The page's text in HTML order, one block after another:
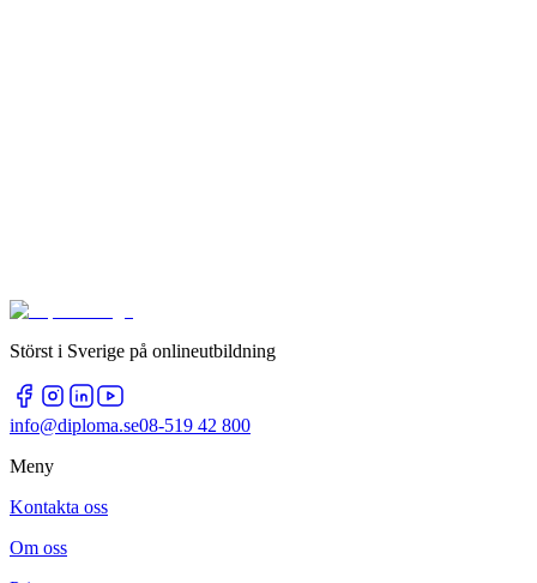
Störst i Sverige på onlineutbildning
info@diploma.se08-519 42 800
Meny
Kontakta oss
Om oss